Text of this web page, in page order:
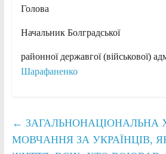
Голова
Начальник Болградської
районної державгої (військової)
Шарафаненко
← ЗАГАЛЬНОНАЦІОНАЛЬНА
МОВЧАННЯ ЗА УКРАЇНЦІВ,